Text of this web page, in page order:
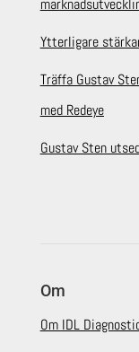
Ytterligare
Träffa Gustav
med Redeye
Gustav Sten
Om
Om IDL